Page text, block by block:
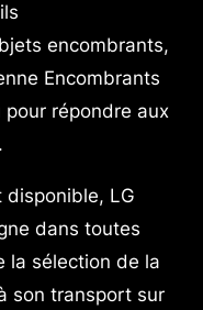
encombrants,
Encombrants
répondre aux
disponible, LG
dans toutes
la sélection de la
son transport sur